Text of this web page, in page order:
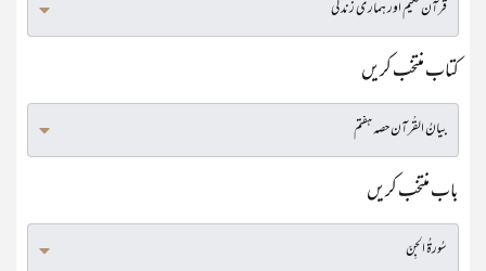
کتاب منتخب کریں
باب منتخب کریں